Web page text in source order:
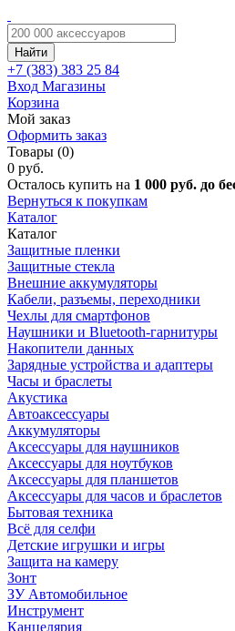
Найти
+7 (383) 383 25 84
Вход Магазины
Корзина
Мой заказ
Оформить заказ
Товары (0)
0 руб.
Осталось купить на 1 000 руб. до
Вернуться к покупкам
Каталог
Каталог
Защитные пленки
Защитные стекла
Внешние аккумуляторы
Кабели, разъемы, переходники
Чехлы для смартфонов
Наушники и Bluetooth-гарнитуры
Накопители данных
Зарядные устройства и адаптеры
Часы и браслеты
Акустика
Автоаксессуары
Аккумуляторы
Аксессуары для наушников
Аксессуары для ноутбуков
Аксессуары для планшетов
Аксессуары для часов и браслетов
Бытовая техника
Всё для селфи
Детские игрушки и игры
Защита на камеру
Зонт
ЗУ Автомобильное
Инструмент
Канцелярия